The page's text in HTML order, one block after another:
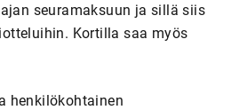
seuramaksuun ja sillä siis
Kortilla saa myös
henkilökohtainen